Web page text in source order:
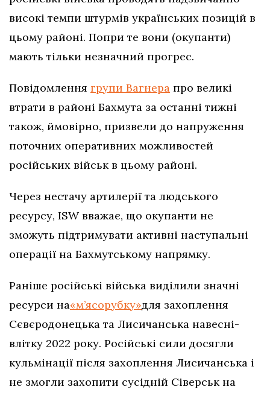
високі темпи штурмів українських позицій в
цьому районі. Попри те вони (окупанти)
мають тільки незначний прогрес.
Повідомлення групи Вагнера про великі
втрати в районі Бахмута за останні тижні
також, ймовірно, призвели до напруження
поточних оперативних можливостей
російських військ в цьому районі.
Через нестачу артилерії та людського
ресурсу, ISW вважає, що окупанти не
зможуть підтримувати активні наступальні
операції на Бахмутському напрямку.
Раніше російські війська виділили значні
ресурси на«м’ясорубку»для захоплення
Сєвєродонецька та Лисичанська навесні-
влітку 2022 року. Російські сили досягли
кульмінації після захоплення Лисичанська і
не змогли захопити сусідній Сіверськ на